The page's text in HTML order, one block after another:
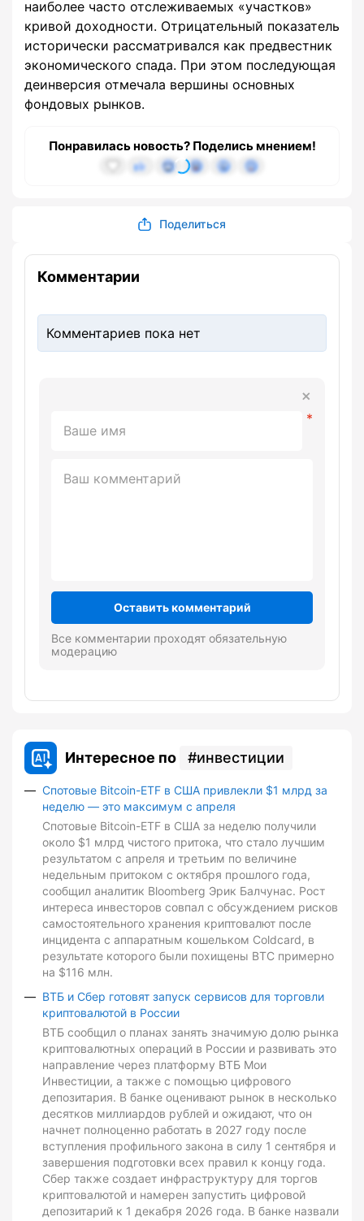
наиболее часто отслеживаемых «участков»
кривой доходности. Отрицательный показатель
исторически рассматривался как предвестник
экономического спада. При этом последующая
деинверсия отмечала вершины основных
фондовых рынков.
Понравилась новость? Поделись мнением!
Поделиться
Комментарии
Комментариев пока нет
Оставить комментарий
Все комментарии проходят обязательную
модерацию
Интересное по инвестиции
Спотовые Bitcoin-ETF в США привлекли $1 млрд за
неделю — это максимум с апреля
Спотовые Bitcoin-ETF в США за неделю получили
около $1 млрд чистого притока, что стало лучшим
результатом с апреля и третьим по величине
недельным притоком с октября прошлого года,
сообщил аналитик Bloomberg Эрик Балчунас. Рост
интереса инвесторов совпал с обсуждением рисков
самостоятельного хранения криптовалют после
инцидента с аппаратным кошельком Coldcard, в
результате которого были похищены BTC примерно
на $116 млн.
ВТБ и Сбер готовят запуск сервисов для торговли
криптовалютой в России
ВТБ сообщил о планах занять значимую долю рынка
криптовалютных операций в России и развивать это
направление через платформу ВТБ Мои
Инвестиции, а также с помощью цифрового
депозитария. В банке оценивают рынок в несколько
десятков миллиардов рублей и ожидают, что он
начнет полноценно работать в 2027 году после
вступления профильного закона в силу 1 сентября и
завершения подготовки всех правил к концу года.
Сбер также создает инфраструктуру для торгов
криптовалютой и намерен запустить цифровой
депозитарий к 1 декабря 2026 года. В банке назвали